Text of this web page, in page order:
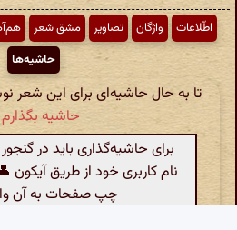
اطّلاعات واژگان تصاویر مشق شعر
حاشیه‌ها
تا به حال حاشیه‌ای برای این شعر
حاشیه
برای حاشیه‌گذاری باید در گنجور
نام کاربری خود از طریق
چپ صفحات به آن